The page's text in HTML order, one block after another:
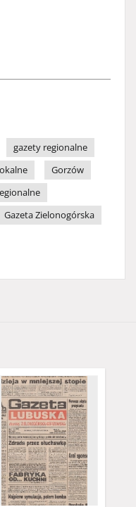
gazety regionalne
Gorzów
Gazeta Zielonogórska